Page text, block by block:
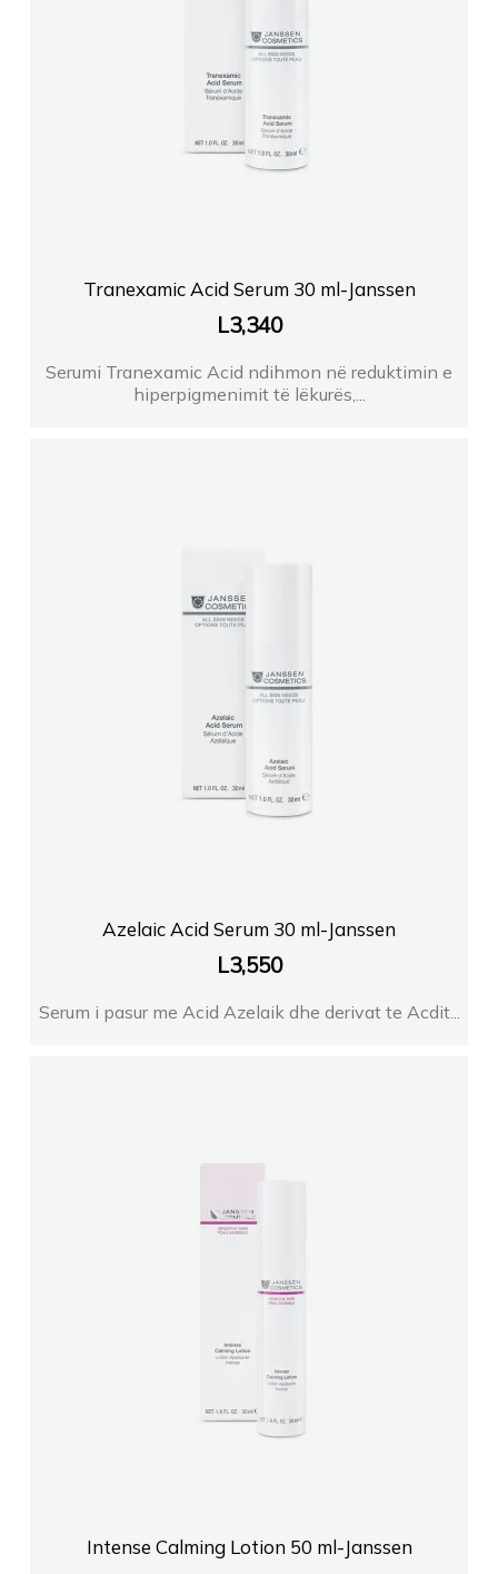
Tranexamic Acid Serum 30 ml-Janssen
L3,340
Serumi Tranexamic Acid ndihmon në reduktimin e
hiperpigmenimit të lëkurës,...
Azelaic Acid Serum 30 ml-Janssen
L3,550
Serum i pasur me Acid Azelaik dhe derivat te Acdit...
Intense Calming Lotion 50 ml-Janssen